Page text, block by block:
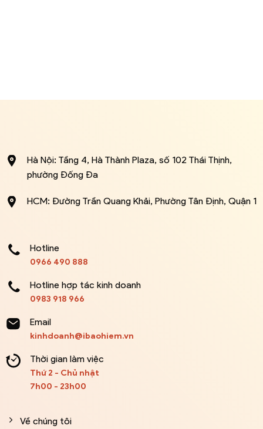
Hà Nội: Tầng 4, Hà Thành Plaza, số 102 Thái Thịnh,
phường Đống Đa
HCM: Đường Trần Quang Khải, Phường Tân Định, Quận 1
Hotline
0966 490 888
Hotline hợp tác kinh doanh
0983 918 966
Email
kinhdoanh@ibaohiem.vn
Thời gian làm việc
Thứ 2 - Chủ nhật
7h00 - 23h00
Về chúng tôi